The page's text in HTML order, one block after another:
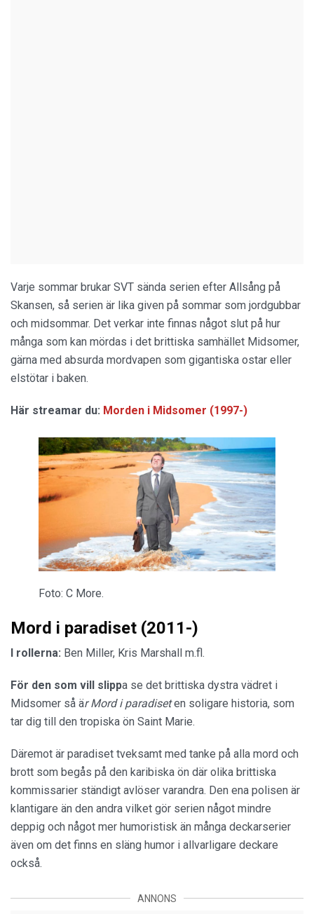
Varje sommar brukar SVT sända serien efter Allsång på
Skansen, så serien är lika given på sommar som jordgubbar
och midsommar. Det verkar inte finnas något slut på hur
många som kan mördas i det brittiska samhället Midsomer,
gärna med absurda mordvapen som gigantiska ostar eller
elstötar i baken.
Här streamar du: Morden i Midsomer (1997-)
Foto: C More.
Mord i paradiset (2011-)
I rollerna: Ben Miller, Kris Marshall m.fl.
För den som vill slippa se det brittiska dystra vädret i
Midsomer så är Mord i paradiseten soligare historia, som
tar dig till den tropiska ön Saint Marie.
Däremot är paradiset tveksamt med tanke på alla mord och
brott som begås på den karibiska ön där olika brittiska
kommissarier ständigt avlöser varandra. Den ena polisen är
klantigare än den andra vilket gör serien något mindre
deppig och något mer humoristisk än många deckarserier
även om det finns en släng humor i allvarligare deckare
också.
ANNONS